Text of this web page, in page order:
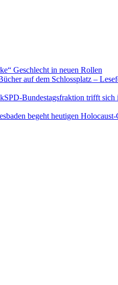
Geschlecht in neuen Rollen
auf dem Schlossplatz –
SPD-Bundestagsfraktion trifft sich
begeht heutigen